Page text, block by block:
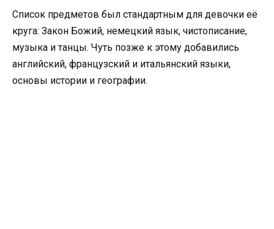
Список предметов был стандартным для девочки её
круга: Закон Божий, немецкий язык, чистописание,
музыка и танцы. Чуть позже к этому добавились
английский, французский и итальянский языки,
основы истории и географии.